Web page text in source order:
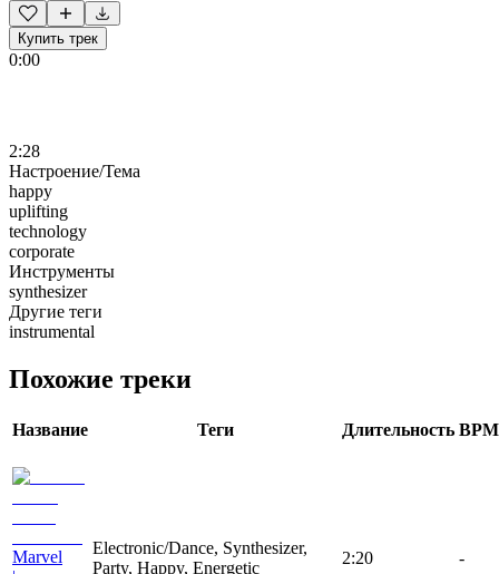
Купить трек
0:00
2:28
Настроение/Тема
happy
uplifting
technology
corporate
Инструменты
synthesizer
Другие теги
instrumental
Похожие треки
Название Теги Длительность BPM
Marvel
Electronic/Dance, Synthesizer,
Party, Happy, Energetic
2:20 -